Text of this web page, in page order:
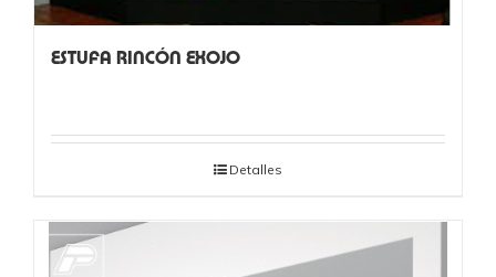
ESTUFA RINCÓN EXOJO
Detalles